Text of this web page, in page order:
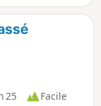
25
Facile